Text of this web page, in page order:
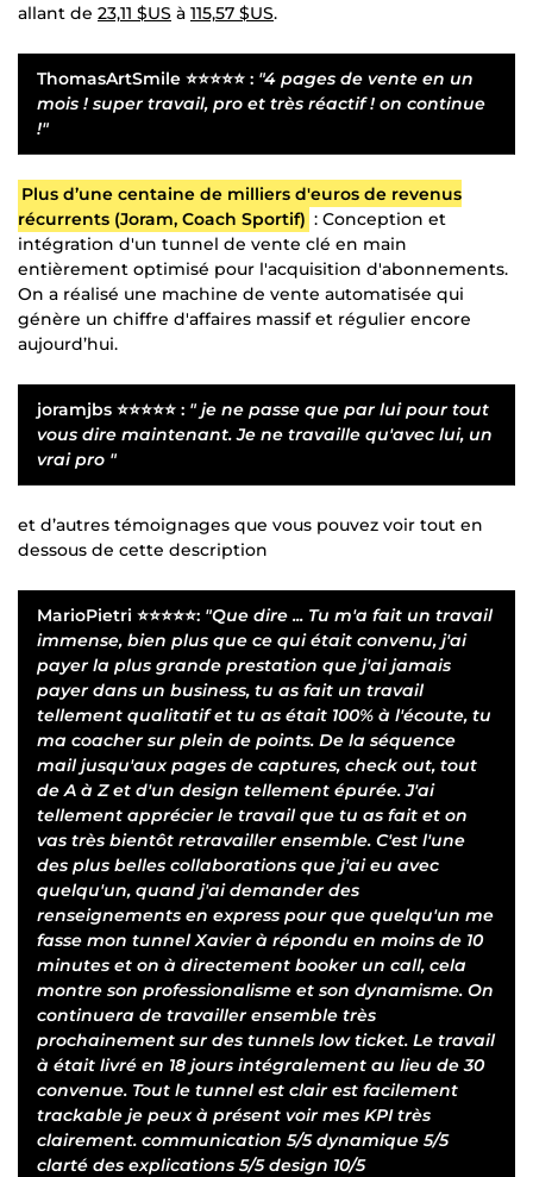
allant de 23,11 $US à 115,57 $US.
ThomasArtSmile ⭐⭐⭐⭐⭐ : "4 pages de vente en un
mois ! super travail, pro et très réactif ! on continue
!"
Plus d’une centaine de milliers d'euros de revenus
récurrents (Joram, Coach Sportif) : Conception et
intégration d'un tunnel de vente clé en main
entièrement optimisé pour l'acquisition d'abonnements.
On a réalisé une machine de vente automatisée qui
génère un chiffre d'affaires massif et régulier encore
aujourd’hui.
joramjbs ⭐⭐⭐⭐⭐ : " je ne passe que par lui pour tout
vous dire maintenant. Je ne travaille qu'avec lui, un
vrai pro "
et d’autres témoignages que vous pouvez voir tout en
dessous de cette description
MarioPietri ⭐⭐⭐⭐⭐: "Que dire ... Tu m'a fait un travail
immense, bien plus que ce qui était convenu, j'ai
payer la plus grande prestation que j'ai jamais
payer dans un business, tu as fait un travail
tellement qualitatif et tu as était 100% à l'écoute, tu
ma coacher sur plein de points. De la séquence
mail jusqu'aux pages de captures, check out, tout
de A à Z et d'un design tellement épurée. J'ai
tellement apprécier le travail que tu as fait et on
vas très bientôt retravailler ensemble. C'est l'une
des plus belles collaborations que j'ai eu avec
quelqu'un, quand j'ai demander des
renseignements en express pour que quelqu'un me
fasse mon tunnel Xavier à répondu en moins de 10
minutes et on à directement booker un call, cela
montre son professionalisme et son dynamisme. On
continuera de travailler ensemble très
prochainement sur des tunnels low ticket. Le travail
à était livré en 18 jours intégralement au lieu de 30
convenue. Tout le tunnel est clair est facilement
trackable je peux à présent voir mes KPI très
clairement. communication 5/5 dynamique 5/5
clarté des explications 5/5 design 10/5